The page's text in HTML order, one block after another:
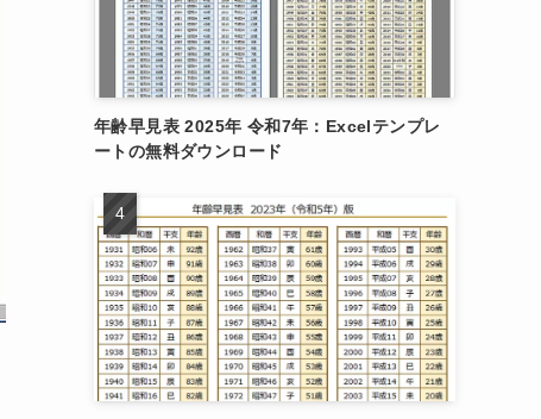
年齢早見表 2025年 令和7年：Excelテンプレ
ートの無料ダウンロード